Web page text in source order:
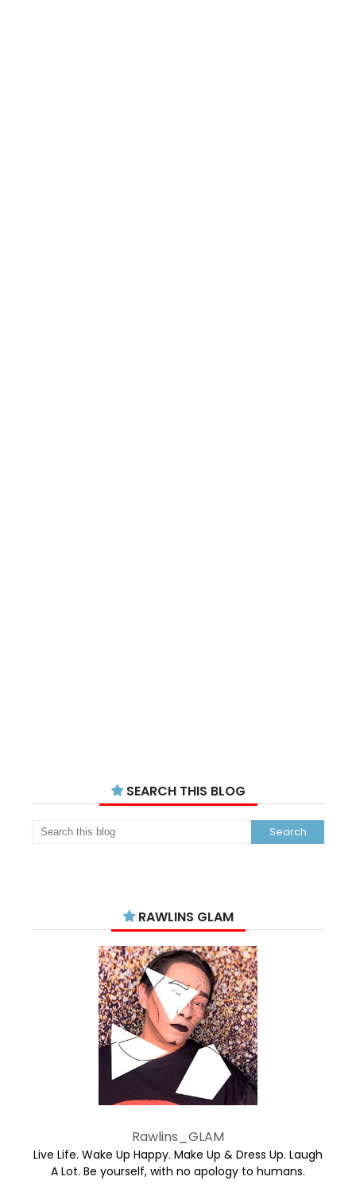
SEARCH THIS BLOG
RAWLINS GLAM
Rawlins_GLAM
Live Life. Wake Up Happy. Make Up & Dress Up. Laugh
A Lot. Be yourself, with no apology to humans.